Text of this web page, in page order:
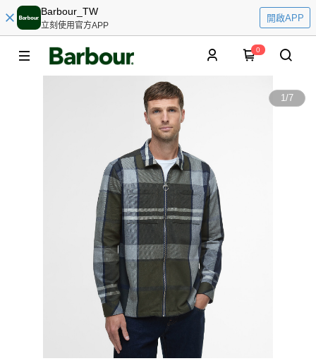
Barbour_TW
立刻使用官方APP
開啟APP
0
1/7